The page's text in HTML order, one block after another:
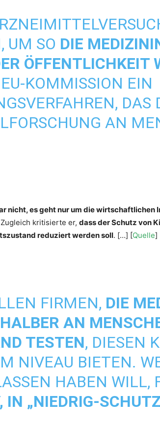
UM SO DIE
ÖFFENTLICHKEIT
KOMMISSION EIN
AN
nicht, es geht nur um die wirtschaftlichen
kritisierte er,dass der Schutz von
reduziert werden soll. […] [Quelle]
FIRMEN, DIE
AN
TESTEN, DIESEN
NIVEAU BIETEN.
HABEN WILL,
, IN „NIEDRIG-